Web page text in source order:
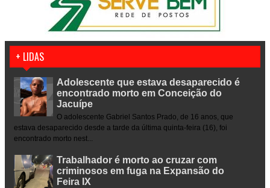
+ LIDAS
Adolescente que estava desaparecido é
encontrado morto em Conceição do
Jacuípe
O adolescente Gabriel Santos Prado, de 16 anos, que
estava desaparecido desde a tarde da última quinta-feira (16), foi
encontrado morto nest...
Trabalhador é morto ao cruzar com
criminosos em fuga na Expansão do
Feira IX